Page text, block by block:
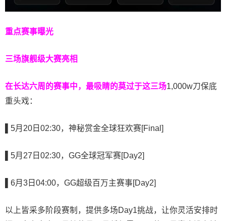
重点赛事曝光
三场旗舰级大赛亮相
在长达六周的赛事中，最吸睛的莫过于这三场1,000w刀保底
重头戏：
▌5月20日02:30，神秘赏金全球狂欢赛[Final]
▌5月27日02:30，GG全球冠军赛[Day2]
▌6月3日04:00，GG超级百万主赛事[Day2]
以上皆采多阶段赛制，提供多场Day1挑战，让你灵活安排时